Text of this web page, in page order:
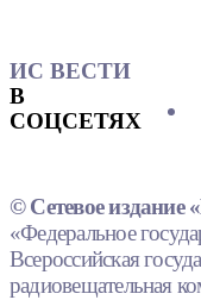
ИС ВЕСТИ
В
СОЦСЕТЯХ
© Сетевое издание
«Федеральное
Всероссийская
радиовещательная